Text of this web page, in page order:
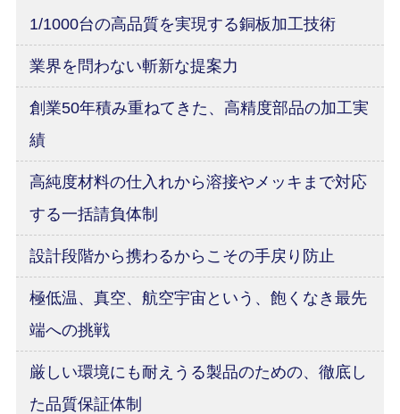
1/1000台の高品質を実現する銅板加工技術
業界を問わない斬新な提案力
創業50年積み重ねてきた、高精度部品の加工実
績
高純度材料の仕入れから溶接やメッキまで対応
する一括請負体制
設計段階から携わるからこその手戻り防止
極低温、真空、航空宇宙という、飽くなき最先
端への挑戦
厳しい環境にも耐えうる製品のための、徹底し
た品質保証体制